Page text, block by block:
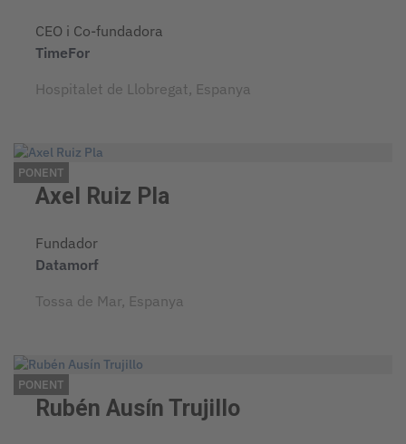
CEO i Co-fundadora
TimeFor
Hospitalet de Llobregat, Espanya
PONENT
Axel Ruiz Pla
Fundador
Datamorf
Tossa de Mar, Espanya
PONENT
Rubén Ausín Trujillo